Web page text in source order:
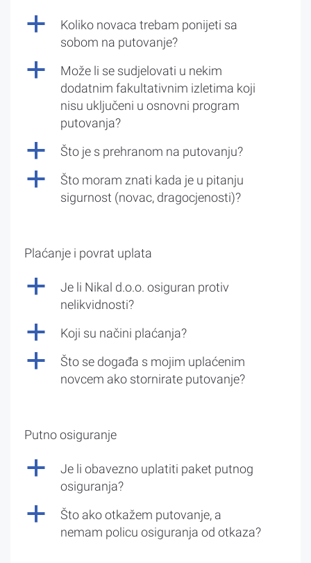
a
Koliko novaca trebam ponijeti sa
sobom na putovanje?
a
Može li se sudjelovati u nekim
dodatnim fakultativnim izletima koji
nisu uključeni u osnovni program
putovanja?
a Što je s prehranom na putovanju?
a
Što moram znati kada je u pitanju
sigurnost (novac, dragocjenosti)?
Plaćanje i povrat uplata
a
Je li Nikal d.o.o. osiguran protiv
nelikvidnosti?
a Koji su načini plaćanja?
a
Što se događa s mojim uplaćenim
novcem ako stornirate putovanje?
Putno osiguranje
a
Je li obavezno uplatiti paket putnog
osiguranja?
a
Što ako otkažem putovanje, a
nemam policu osiguranja od otkaza?